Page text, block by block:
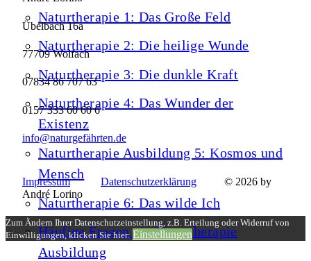
Naturtherapie 1: Das Große Feld
Naturtherapie 2: Die heilige Wunde
Naturtherapie 3: Die dunkle Kraft
Naturtherapie 4: Das Wunder der
Existenz
Naturtherapie Ausbildung 5: Kosmos und
Mensch
Naturtherapie 6: Das wilde Ich
Häufige Fragen zur Naturtherapie
Ausbildung
Übelbach 16a
77709 Wolfach
07834 86 707 63
0157 333 60 60 6
info@naturgefährten.de
Impressum Datenschutzerklärung © 2026 by
André Lorino
Zum Ändern Ihrer Datenschutzeinstellung, z.B. Erteilung oder Widerruf von
Einwilligungen, klicken Sie hier:Einstellungen